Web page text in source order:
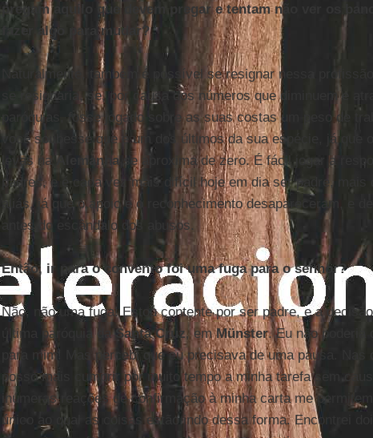
pregam aquilo que devem pregar e tentam não ver os
fazer algo para mudar?
Naturalmente, também é possível se resignar nessa
se resignaria, se, por causa dos números que diminuem e
paróquias, fosse jogado sobre as suas costas um peso de
você soubesse que é um dos últimos da sua espécie, já que
levas na Alemanhase aproxima de zero. É fácil jogar a
padres, e é cada vez mais difícil hoje em dia ser padre, mais
aliás, já que o apoio e o reconhecimento desapareceram, e
antes do escândalo dos abusos.
Então, ir para o convento foi uma fuga para o senhor?
Não, não uma fuga! Estou contente por ser padre, e a
última paróquia da Santa Cruz, emMünster. Eu não poderia
para mim! Mas percebi que eu precisava de uma pausa.
posso mais cumprir por muito tempo a minha tarefa sem
inúmeras reações de confirmação à minha carta me
único ao qual as coisas estão indo dessa forma. Encontrei